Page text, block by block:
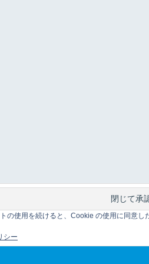
使用を続けると、Cookie の使用に同意し
シー